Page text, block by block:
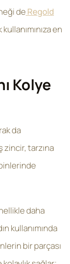
de Regold
en
Kolye
da
zincir, tarzına
daha
kullanımında
bir parçası